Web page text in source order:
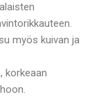
myös kuivan ja
korkeaan